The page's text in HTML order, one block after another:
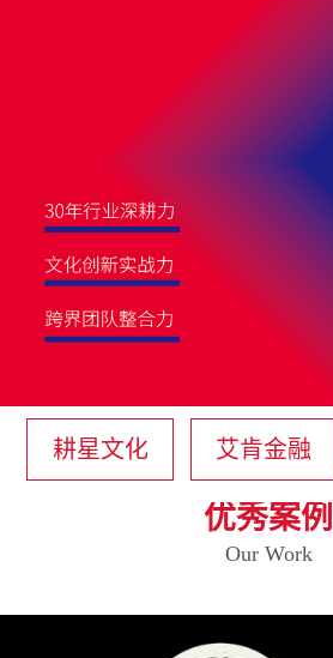
耕星文化 艾肯金融
优秀案例
Our Work